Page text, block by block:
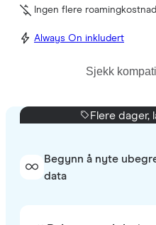
Ingen flere
Always On inkludert
Sjekk
Flere dager,
Begynn å nyte
data